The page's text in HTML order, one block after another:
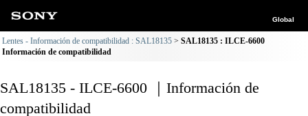
Global
Lentes - Información de compatibilidad : SAL18135
SAL18135 : ILCE-6600
Información de compatibilidad
SAL18135 - ILCE-6600 ｜Información de
compatibilidad